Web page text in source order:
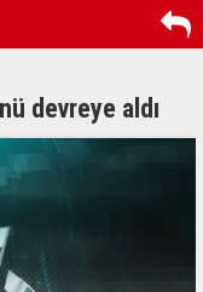
devreye aldı